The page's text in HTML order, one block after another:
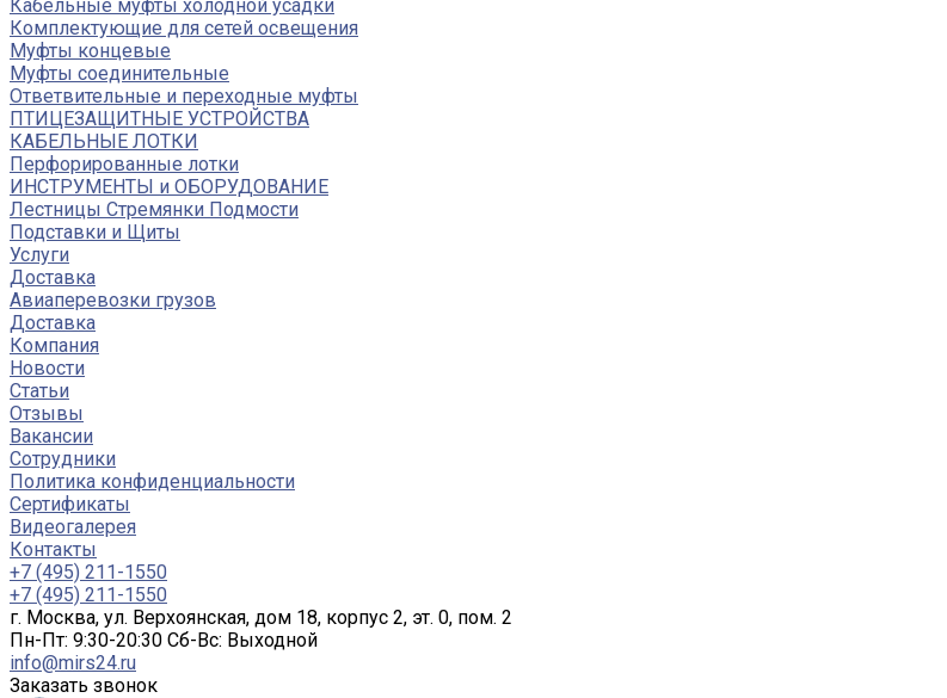
Кабельные муфты холодной усадки
Комплектующие для сетей освещения
Муфты концевые
Муфты соединительные
Ответвительные и переходные муфты
ПТИЦЕЗАЩИТНЫЕ УСТРОЙСТВА
КАБЕЛЬНЫЕ ЛОТКИ
Перфорированные лотки
ИНСТРУМЕНТЫ и ОБОРУДОВАНИЕ
Лестницы Стремянки Подмости
Подставки и Щиты
Услуги
Доставка
Авиаперевозки грузов
Доставка
Компания
Новости
Статьи
Отзывы
Вакансии
Сотрудники
Политика конфиденциальности
Сертификаты
Видеогалерея
Контакты
+7 (495) 211-1550
+7 (495) 211-1550
г. Москва, ул. Верхоянская, дом 18, корпус 2, эт. 0, пом. 2
Пн-Пт: 9:30-20:30 Cб-Вс: Выходной
info@mirs24.ru
Заказать звонок